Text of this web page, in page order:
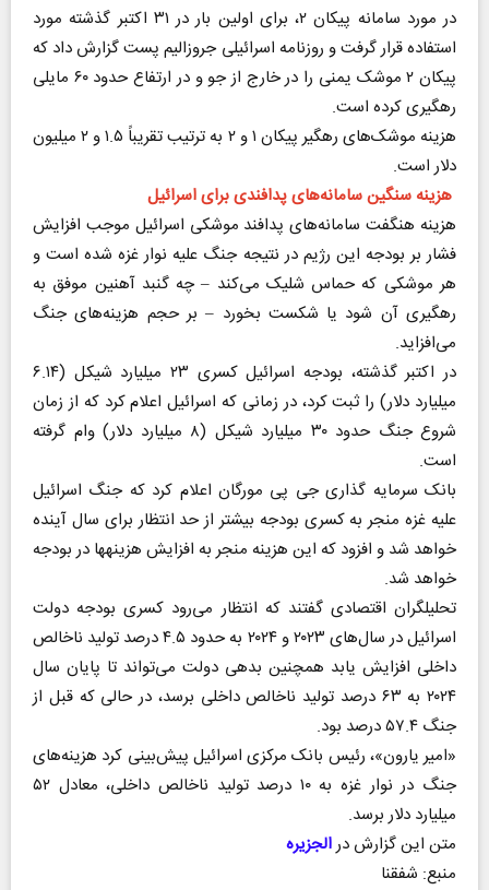
در مورد سامانه پیکان ۲، برای اولین بار در ۳۱ اکتبر گذشته مورد
استفاده قرار گرفت و روزنامه اسرائیلی جروزالیم پست گزارش داد که
پیکان ۲ موشک یمنی را در خارج از جو و در ارتفاع حدود ۶۰ مایلی
رهگیری کرده است.
هزینه موشک‌های رهگیر پیکان ۱ و ۲ به ترتیب تقریباً ۱.۵ و ۲ میلیون
دلار است.
هزینه سنگین سامانه‌های پدافندی برای اسرائیل
هزینه هنگفت سامانه‌های پدافند موشکی اسرائیل موجب افزایش
فشار بر بودجه این رژیم در نتیجه جنگ علیه نوار غزه شده است و
هر موشکی که حماس شلیک می‌کند – چه گنبد آهنین موفق به
رهگیری آن شود یا شکست بخورد – بر حجم هزینه‌های جنگ
می‌افزاید.
در اکتبر گذشته، بودجه اسرائیل کسری ۲۳ میلیارد شیکل (۶.۱۴
میلیارد دلار) را ثبت کرد، در زمانی که اسرائیل اعلام کرد که از زمان
شروع جنگ حدود ۳۰ میلیارد شیکل (۸ میلیارد دلار) وام گرفته
است.
بانک سرمایه گذاری جی پی مورگان اعلام کرد که جنگ اسرائیل
علیه غزه منجر به کسری بودجه بیشتر از حد انتظار برای سال آینده
خواهد شد و افزود که این هزینه منجر به افزایش هزینه‎ها در بودجه
خواهد شد.
تحلیلگران اقتصادی گفتند که انتظار می‌رود کسری بودجه دولت
اسرائیل در سال‌های ۲۰۲۳ و ۲۰۲۴ به حدود ۴.۵ درصد تولید ناخالص
داخلی افزایش یابد همچنین بدهی دولت می‌تواند تا پایان سال
۲۰۲۴ به ۶۳ درصد تولید ناخالص داخلی برسد، در حالی که قبل از
جنگ ۵۷.۴ درصد بود.
«امیر یارون»، رئیس بانک مرکزی اسرائیل پیش‌بینی کرد هزینه‌های
جنگ در نوار غزه به ۱۰ درصد تولید ناخالص داخلی، معادل ۵۲
میلیارد دلار برسد.
متن این گزارش درالجزیره
منبع: شفقنا